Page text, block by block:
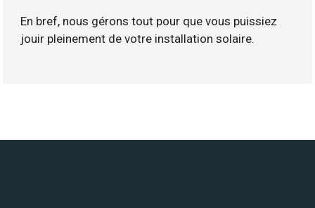
En bref, nous gérons tout pour que vous puissiez
jouir pleinement de votre installation solaire.